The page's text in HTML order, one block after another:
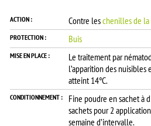
ACTION : Contre leschenilles de
PROTECTION : Buis
MISE EN PLACE :
Le traitement par
l’apparition des
atteint 14°C.
CONDITIONNEMENT :
Fine poudre en sachet à
sachets pour 2
semaine d’intervalle.